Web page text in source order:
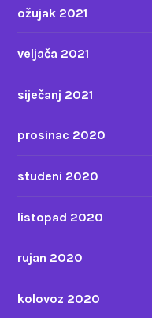
ožujak 2021
veljača 2021
siječanj 2021
prosinac 2020
studeni 2020
listopad 2020
rujan 2020
kolovoz 2020